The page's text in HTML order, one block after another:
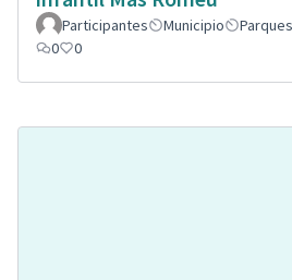
Participantes Municipio
0
0